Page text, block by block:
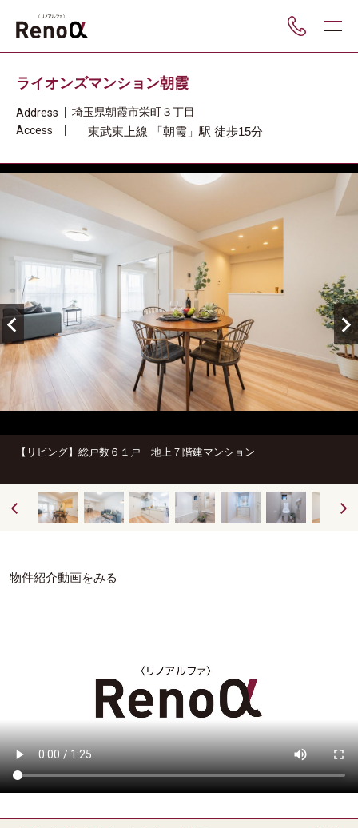
ライオンズマンション朝霞
Address 埼玉県朝霞市栄町３丁目
Access
東武東上線 「朝霞」駅 徒歩15分
【リビング】総戸数６１戸 地上７階建マンション
物件紹介動画をみる